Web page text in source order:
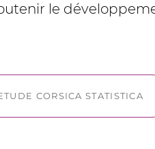
le
CORSICA STATISTICA